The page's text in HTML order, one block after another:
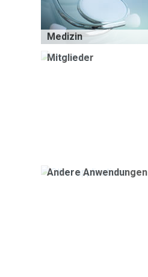
Medizin
Mitglieder
Andere Anwendungen